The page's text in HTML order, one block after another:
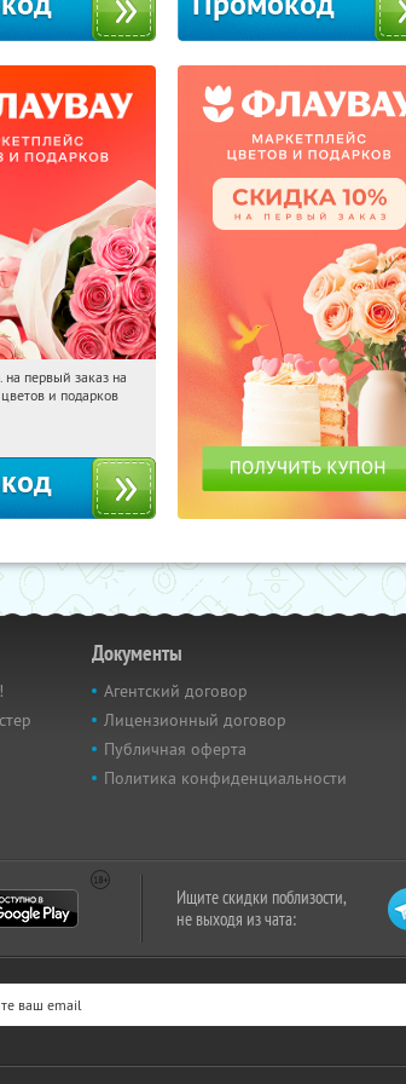
Получили:
первый заказ на
и подарков
Документы
Агентский договор
Лицензионный договор
Публичная оферта
Политика конфиденциальности
Ищите скидки поблизости,
не выходя из чата: